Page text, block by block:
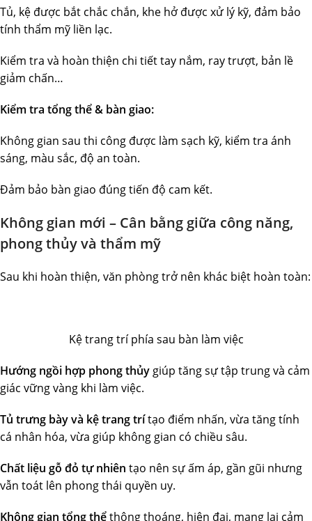
Tủ, kệ được bắt chắc chắn, khe hở được xử lý kỹ, đảm bảo
tính thẩm mỹ liền lạc.
Kiểm tra và hoàn thiện chi tiết tay nắm, ray trượt, bản lề
giảm chấn…
Kiểm tra tổng thể & bàn giao:
Không gian sau thi công được làm sạch kỹ, kiểm tra ánh
sáng, màu sắc, độ an toàn.
Đảm bảo bàn giao đúng tiến độ cam kết.
Không gian mới – Cân bằng giữa công năng,
phong thủy và thẩm mỹ
Sau khi hoàn thiện, văn phòng trở nên khác biệt hoàn toàn:
Kệ trang trí phía sau bàn làm việc
Hướng ngồi hợp phong thủy giúp tăng sự tập trung và cảm
giác vững vàng khi làm việc.
Tủ trưng bày và kệ trang trítạo điểm nhấn, vừa tăng tính
cá nhân hóa, vừa giúp không gian có chiều sâu.
Chất liệu gỗ đỏ tự nhiên tạo nên sự ấm áp, gần gũi nhưng
vẫn toát lên phong thái quyền uy.
Không gian tổng thểthông thoáng, hiện đại, mang lại cảm